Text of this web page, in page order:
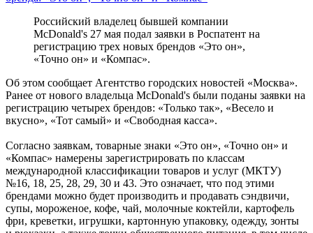
Российский владелец бывшей компании
McDonald's 27 мая подал заявки в Роспатент на
регистрацию трех новых брендов «Это он»,
«Точно он» и «Компас».
Об этом сообщает Агентство городских новостей «Москва».
Ранее от нового владельца McDonald's были поданы заявки на
регистрацию четырех брендов: «Только так», «Весело и
вкусно», «Тот самый» и «Свободная касса».
Согласно заявкам, товарные знаки «Это он», «Точно он» и
«Компас» намерены зарегистрировать по классам
международной классификации товаров и услуг (МКТУ)
№16, 18, 25, 28, 29, 30 и 43. Это означает, что под этими
брендами можно будет производить и продавать сэндвичи,
супы, мороженое, кофе, чай, молочные коктейли, картофель
фри, креветки, игрушки, картонную упаковку, одежду, зонты